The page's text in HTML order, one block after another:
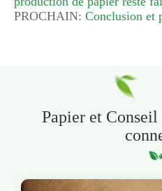
PROCHAIN: Conclusion et
Papier et